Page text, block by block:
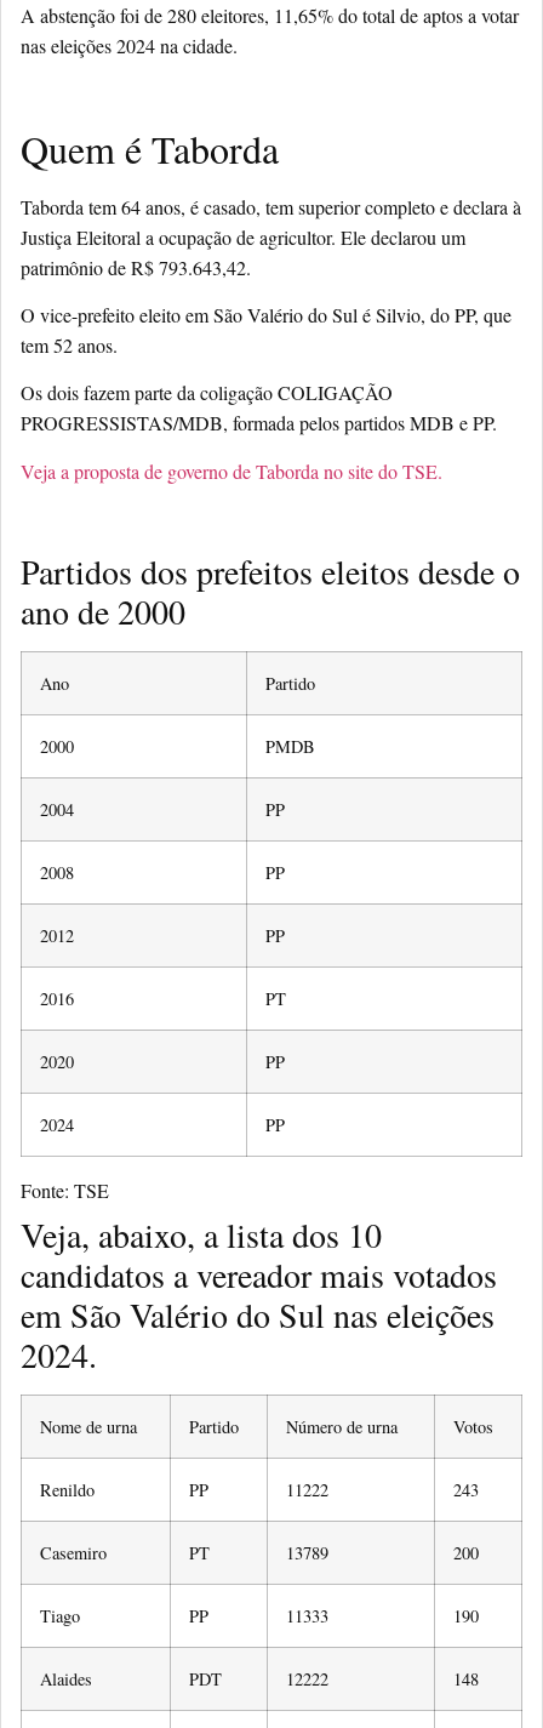
A abstenção foi de 280 eleitores, 11,65% do total de aptos a votar
nas eleições 2024 na cidade.
Quem é Taborda
Taborda tem 64 anos, é casado, tem superior completo e declara à
Justiça Eleitoral a ocupação de agricultor. Ele declarou um
patrimônio de R$ 793.643,42.
O vice-prefeito eleito em São Valério do Sul é Silvio, do PP, que
tem 52 anos.
Os dois fazem parte da coligação COLIGAÇÃO
PROGRESSISTAS/MDB, formada pelos partidos MDB e PP.
Veja a proposta de governo de Taborda no site do TSE.
Partidos dos prefeitos eleitos desde o
ano de 2000
Ano Partido
2000 PMDB
2004 PP
2008 PP
2012 PP
2016 PT
2020 PP
2024 PP
Fonte: TSE
Veja, abaixo, a lista dos 10
candidatos a vereador mais votados
em São Valério do Sul nas eleições
2024.
Nome de urna Partido Número de urna Votos
Renildo PP 11222 243
Casemiro PT 13789 200
Tiago PP 11333 190
Alaides PDT 12222 148